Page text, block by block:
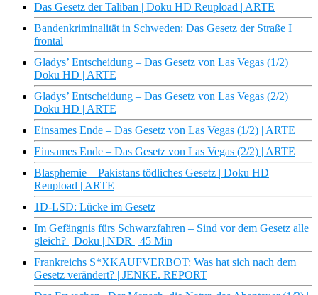
Das Gesetz der Taliban | Doku HD Reupload | ARTE
Bandenkriminalität in Schweden: Das Gesetz der Straße I
frontal
Gladys’ Entscheidung – Das Gesetz von Las Vegas (1/2) |
Doku HD | ARTE
Gladys’ Entscheidung – Das Gesetz von Las Vegas (2/2) |
Doku HD | ARTE
Einsames Ende – Das Gesetz von Las Vegas (1/2) | ARTE
Einsames Ende – Das Gesetz von Las Vegas (2/2) | ARTE
Blasphemie – Pakistans tödliches Gesetz | Doku HD
Reupload | ARTE
1D-LSD: Lücke im Gesetz
Im Gefängnis fürs Schwarzfahren – Sind vor dem Gesetz alle
gleich? | Doku | NDR | 45 Min
Frankreichs S*XKAUFVERBOT: Was hat sich nach dem
Gesetz verändert? | JENKE. REPORT